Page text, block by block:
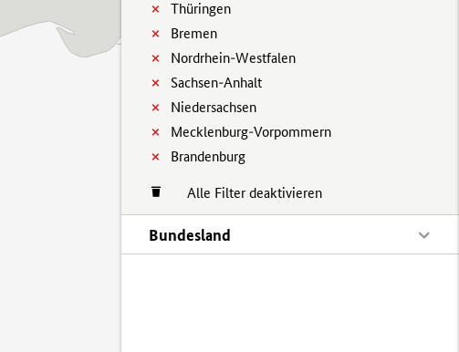
Thüringen
Bremen
Nordrhein-Westfalen
Sachsen-Anhalt
Niedersachsen
Mecklenburg-Vorpommern
Brandenburg
Alle Filter deaktivieren
Bundesland